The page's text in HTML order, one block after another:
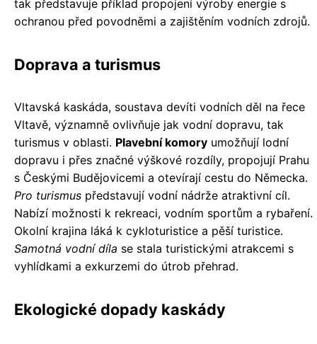
tak představuje příklad propojení výroby energie s
ochranou před povodněmi a zajištěním vodních zdrojů.
Doprava a turismus
Vltavská kaskáda, soustava devíti vodních děl na řece
Vltavě, významně ovlivňuje jak vodní dopravu, tak
turismus v oblasti. Plavební komory umožňují lodní
dopravu i přes značné výškové rozdíly, propojují Prahu
s Českými Budějovicemi a otevírají cestu do Německa.
Pro turismus představují vodní nádrže atraktivní cíl.
Nabízí možnosti k rekreaci, vodním sportům a rybaření.
Okolní krajina láká k cykloturistice a pěší turistice.
Samotná vodní díla se stala turistickými atrakcemi s
vyhlídkami a exkurzemi do útrob přehrad.
Ekologické dopady kaskády